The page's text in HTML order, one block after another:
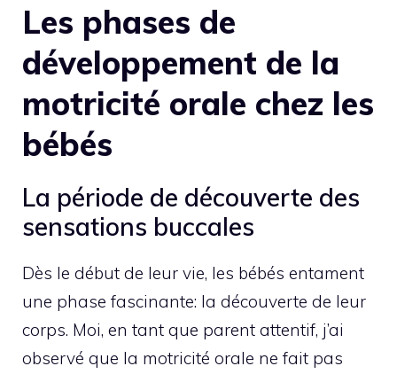
Les phases de
développement de la
motricité orale chez les
bébés
La période de découverte des
sensations buccales
Dès le début de leur vie, les bébés entament
une phase fascinante: la découverte de leur
corps. Moi, en tant que parent attentif, j’ai
observé que la motricité orale ne fait pas